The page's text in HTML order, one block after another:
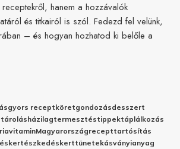
hanem a hozzávalók
és titkairól is szól. Fedezd fel velünk,
– és hogyan hozhatod ki belőle a
gyors receptköretgondozásdesszert
tárolásházilagtermesztéstippektáplálkozás
vitaminMagyarországrecepttartósítás
kertészkedéskerttünetekásványianyag